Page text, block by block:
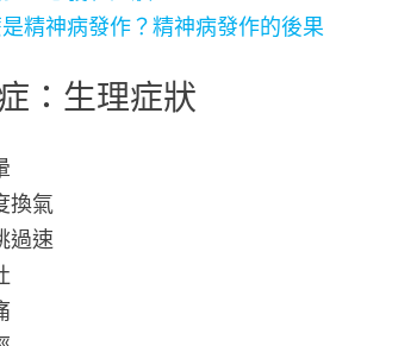
精神病發作？精神病發作的後果
：生理症狀
換氣
過速